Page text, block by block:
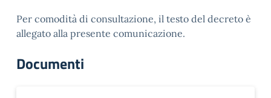
Per comodità di consultazione, il testo del decreto è
allegato alla presente comunicazione.
Documenti